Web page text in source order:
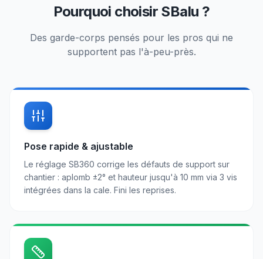
Pourquoi choisir SBalu ?
Des garde-corps pensés pour les pros qui ne
supportent pas l'à-peu-près.
Pose rapide & ajustable
Le réglage SB360 corrige les défauts de support sur
chantier : aplomb ±2° et hauteur jusqu'à 10 mm via 3 vis
intégrées dans la cale. Fini les reprises.